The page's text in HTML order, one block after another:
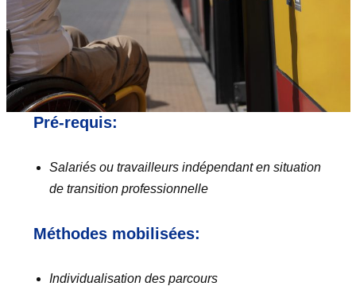
Pré-requis:
Salariés ou travailleurs indépendant en situation
de transition professionnelle
Méthodes mobilisées:
Individualisation des parcours